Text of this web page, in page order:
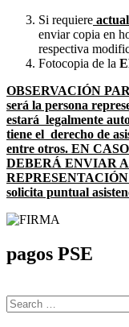
Si requiere
enviar copia en
respectiva
Fotocopia de la
OBSERVACIÓN
será la persona
estará legalmente
tiene el derecho de
entre otros. EN
DEBERÁ ENVIAR
solicita puntual
pagos PSE
Search
for: